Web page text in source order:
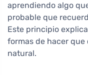
aprendiendo algo
probable que
Este principio
formas de hacer
natural.